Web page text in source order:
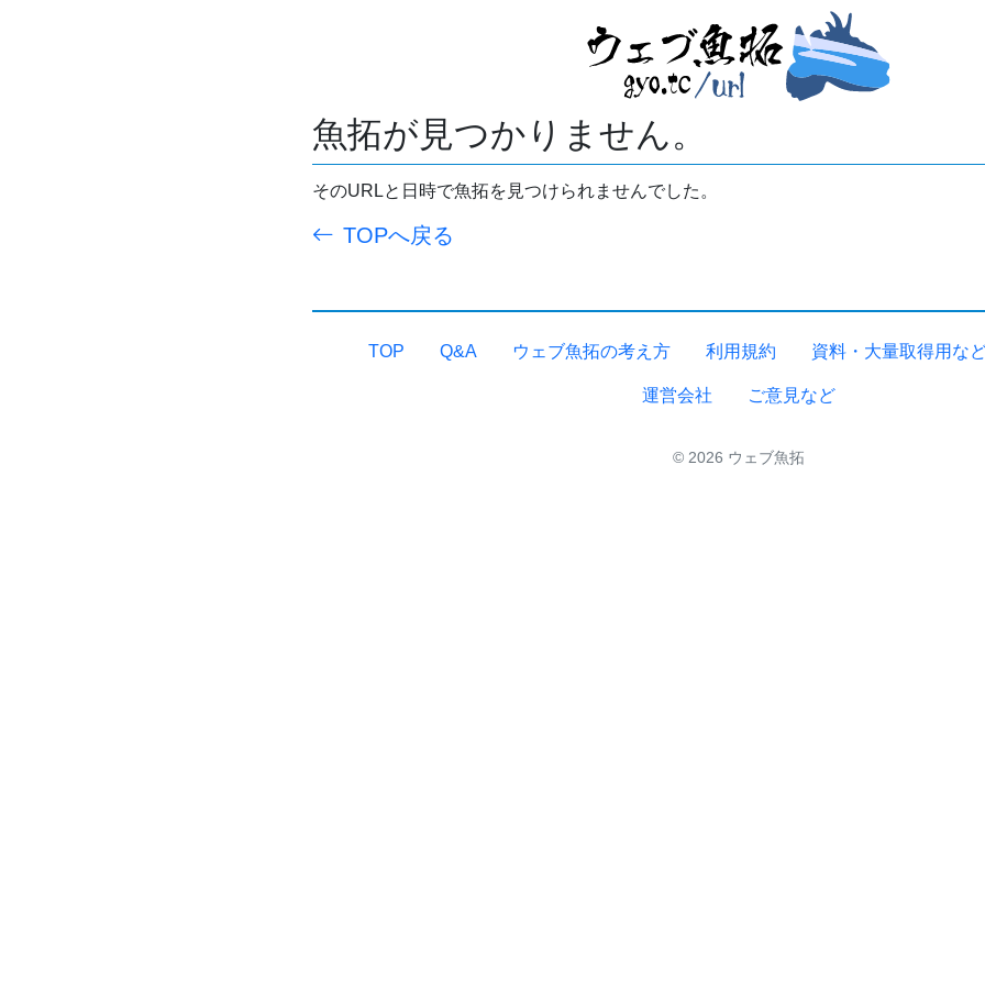
魚拓が見つかりません。
そのURLと日時で魚拓を見つけられませんでした。
TOPへ戻る
TOP Q&A ウェブ魚拓の考え方 利用規約 資料・大量取得用な
運営会社 ご意見など
© 2026 ウェブ魚拓